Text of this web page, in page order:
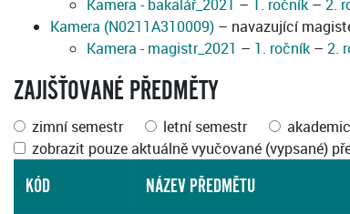
Kamera - bakalář_2021 – 1. ročník – 2.
Kamera (N0211A310009) – navazující
Kamera - magistr_2021 – 1. ročník – 2.
ZAJIŠŤOVANÉ PŘEDMĚTY
zimní semestr letní semestr
zobrazit pouze aktuálně vyučované (vypsané)
KÓD
NÁZEV PŘEDMĚTU